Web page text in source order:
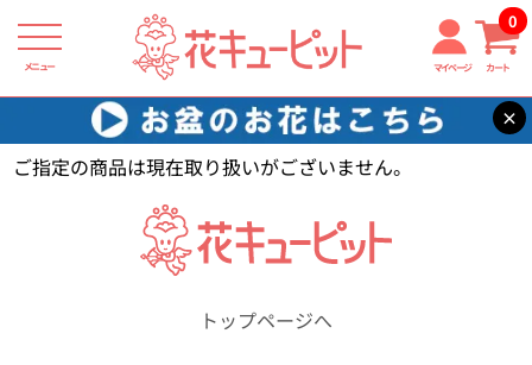
メニュー マイページ カート
0
×
花キューピット 【】
ご指定の商品は現在取り扱いがございません。
トップページへ